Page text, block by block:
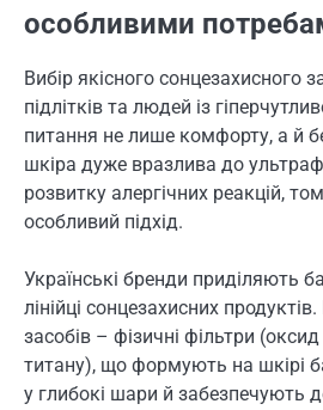
особливими
Вибір якісного сонцезахисного
підлітків та людей із
питання не лише комфорту, а й
шкіра дуже вразлива до
розвитку алергічних реакцій,
особливий підхід.
Українські бренди приділяють
лінійці сонцезахисних
засобів – фізичні фільтри
титану), що формують на шкірі
у глибокі шари й забезпечують